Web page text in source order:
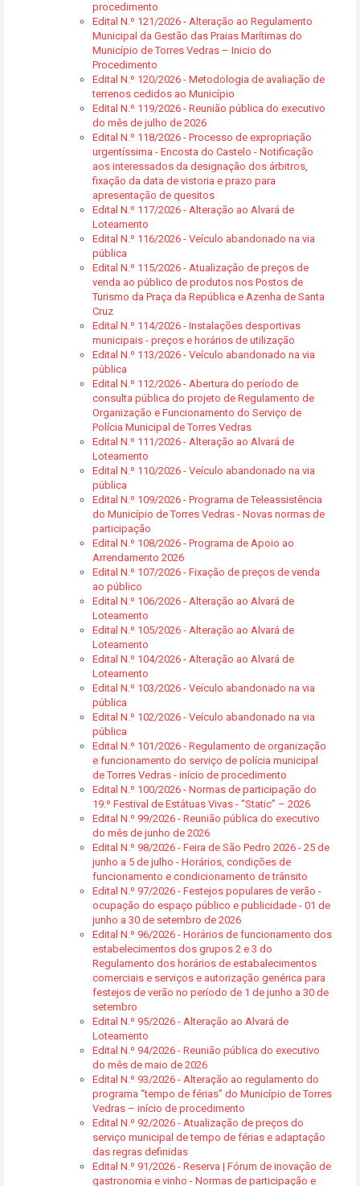
procedimento
Edital N.º 121/2026 - Alteração ao Regulamento
Municipal da Gestão das Praias Marítimas do
Município de Torres Vedras – Inicio do
Procedimento
Edital N.º 120/2026 - Metodologia de avaliação de
terrenos cedidos ao Município
Edital N.º 119/2026 - Reunião pública do executivo
do mês de julho de 2026
Edital N.º 118/2026 - Processo de expropriação
urgentíssima - Encosta do Castelo - Notificação
aos interessados da designação dos árbitros,
fixação da data de vistoria e prazo para
apresentação de quesitos
Edital N.º 117/2026 - Alteração ao Alvará de
Loteamento
Edital N.º 116/2026 - Veículo abandonado na via
pública
Edital N.º 115/2026 - Atualização de preços de
venda ao público de produtos nos Postos de
Turismo da Praça da República e Azenha de Santa
Cruz
Edital N.º 114/2026 - Instalações desportivas
municipais - preços e horários de utilização
Edital N.º 113/2026 - Veículo abandonado na via
pública
Edital N.º 112/2026 - Abertura do período de
consulta pública do projeto de Regulamento de
Organização e Funcionamento do Serviço de
Polícia Municipal de Torres Vedras
Edital N.º 111/2026 - Alteração ao Alvará de
Loteamento
Edital N.º 110/2026 - Veículo abandonado na via
pública
Edital N.º 109/2026 - Programa de Teleassistência
do Município de Torres Vedras - Novas normas de
participação
Edital N.º 108/2026 - Programa de Apoio ao
Arrendamento 2026
Edital N.º 107/2026 - Fixação de preços de venda
ao público
Edital N.º 106/2026 - Alteração ao Alvará de
Loteamento
Edital N.º 105/2026 - Alteração ao Alvará de
Loteamento
Edital N.º 104/2026 - Alteração ao Alvará de
Loteamento
Edital N.º 103/2026 - Veículo abandonado na via
pública
Edital N.º 102/2026 - Veículo abandonado na via
pública
Edital N.º 101/2026 - Regulamento de organização
e funcionamento do serviço de polícia municipal
de Torres Vedras - início de procedimento
Edital N.º 100/2026 - Normas de participação do
19.º Festival de Estátuas Vivas - “Static” – 2026
Edital N.º 99/2026 - Reunião pública do executivo
do mês de junho de 2026
Edital N.º 98/2026 - Feira de São Pedro 2026 - 25 de
junho a 5 de julho - Horários, condições de
funcionamento e condicionamento de trânsito
Edital N.º 97/2026 - Festejos populares de verão -
ocupação do espaço público e publicidade - 01 de
junho a 30 de setembro de 2026
Edital N.º 96/2026 - Horários de funcionamento dos
estabelecimentos dos grupos 2 e 3 do
Regulamento dos horários de estabalecimentos
comerciais e serviços e autorização genérica para
festejos de verão no período de 1 de junho a 30 de
setembro
Edital N.º 95/2026 - Alteração ao Alvará de
Loteamento
Edital N.º 94/2026 - Reunião pública do executivo
do mês de maio de 2026
Edital N.º 93/2026 - Alteração ao regulamento do
programa “tempo de férias” do Município de Torres
Vedras – início de procedimento
Edital N.º 92/2026 - Atualização de preços do
serviço municipal de tempo de férias e adaptação
das regras definidas
Edital N.º 91/2026 - Reserva | Fórum de inovação de
gastronomia e vinho - Normas de participação e